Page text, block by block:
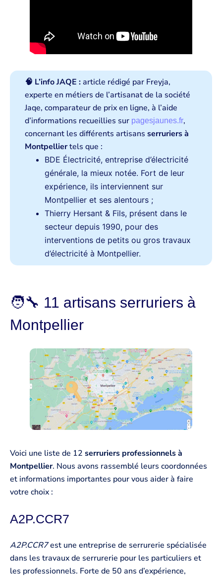
🧠 L’info JAQE :article rédigé par Freyja,
experte en métiers de l’artisanat de la société
Jaqe, comparateur de prix en ligne, à l’aide
d’informations recueillies sur pagesjaunes.fr,
concernant les différents artisans serruriers à
Montpelliertels que :
BDE Électricité, entreprise d’électricité
générale, la mieux notée. Fort de leur
expérience, ils interviennent sur
Montpellier et ses alentours ;
Thierry Hersant & Fils, présent dans le
secteur depuis 1990, pour des
interventions de petits ou gros travaux
d’électricité à Montpellier.
🧑‍🔧 11 artisans serruriers à
Montpellier
Voici une liste de 12 serruriers professionnels à
Montpellier. Nous avons rassemblé leurs coordonnées
et informations importantes pour vous aider à faire
votre choix :
A2P.CCR7
A2P.CCR7est une entreprise de serrurerie spécialisée
dans les travaux de serrurerie pour les particuliers et
les professionnels. Forte de 50 ans d’expérience,